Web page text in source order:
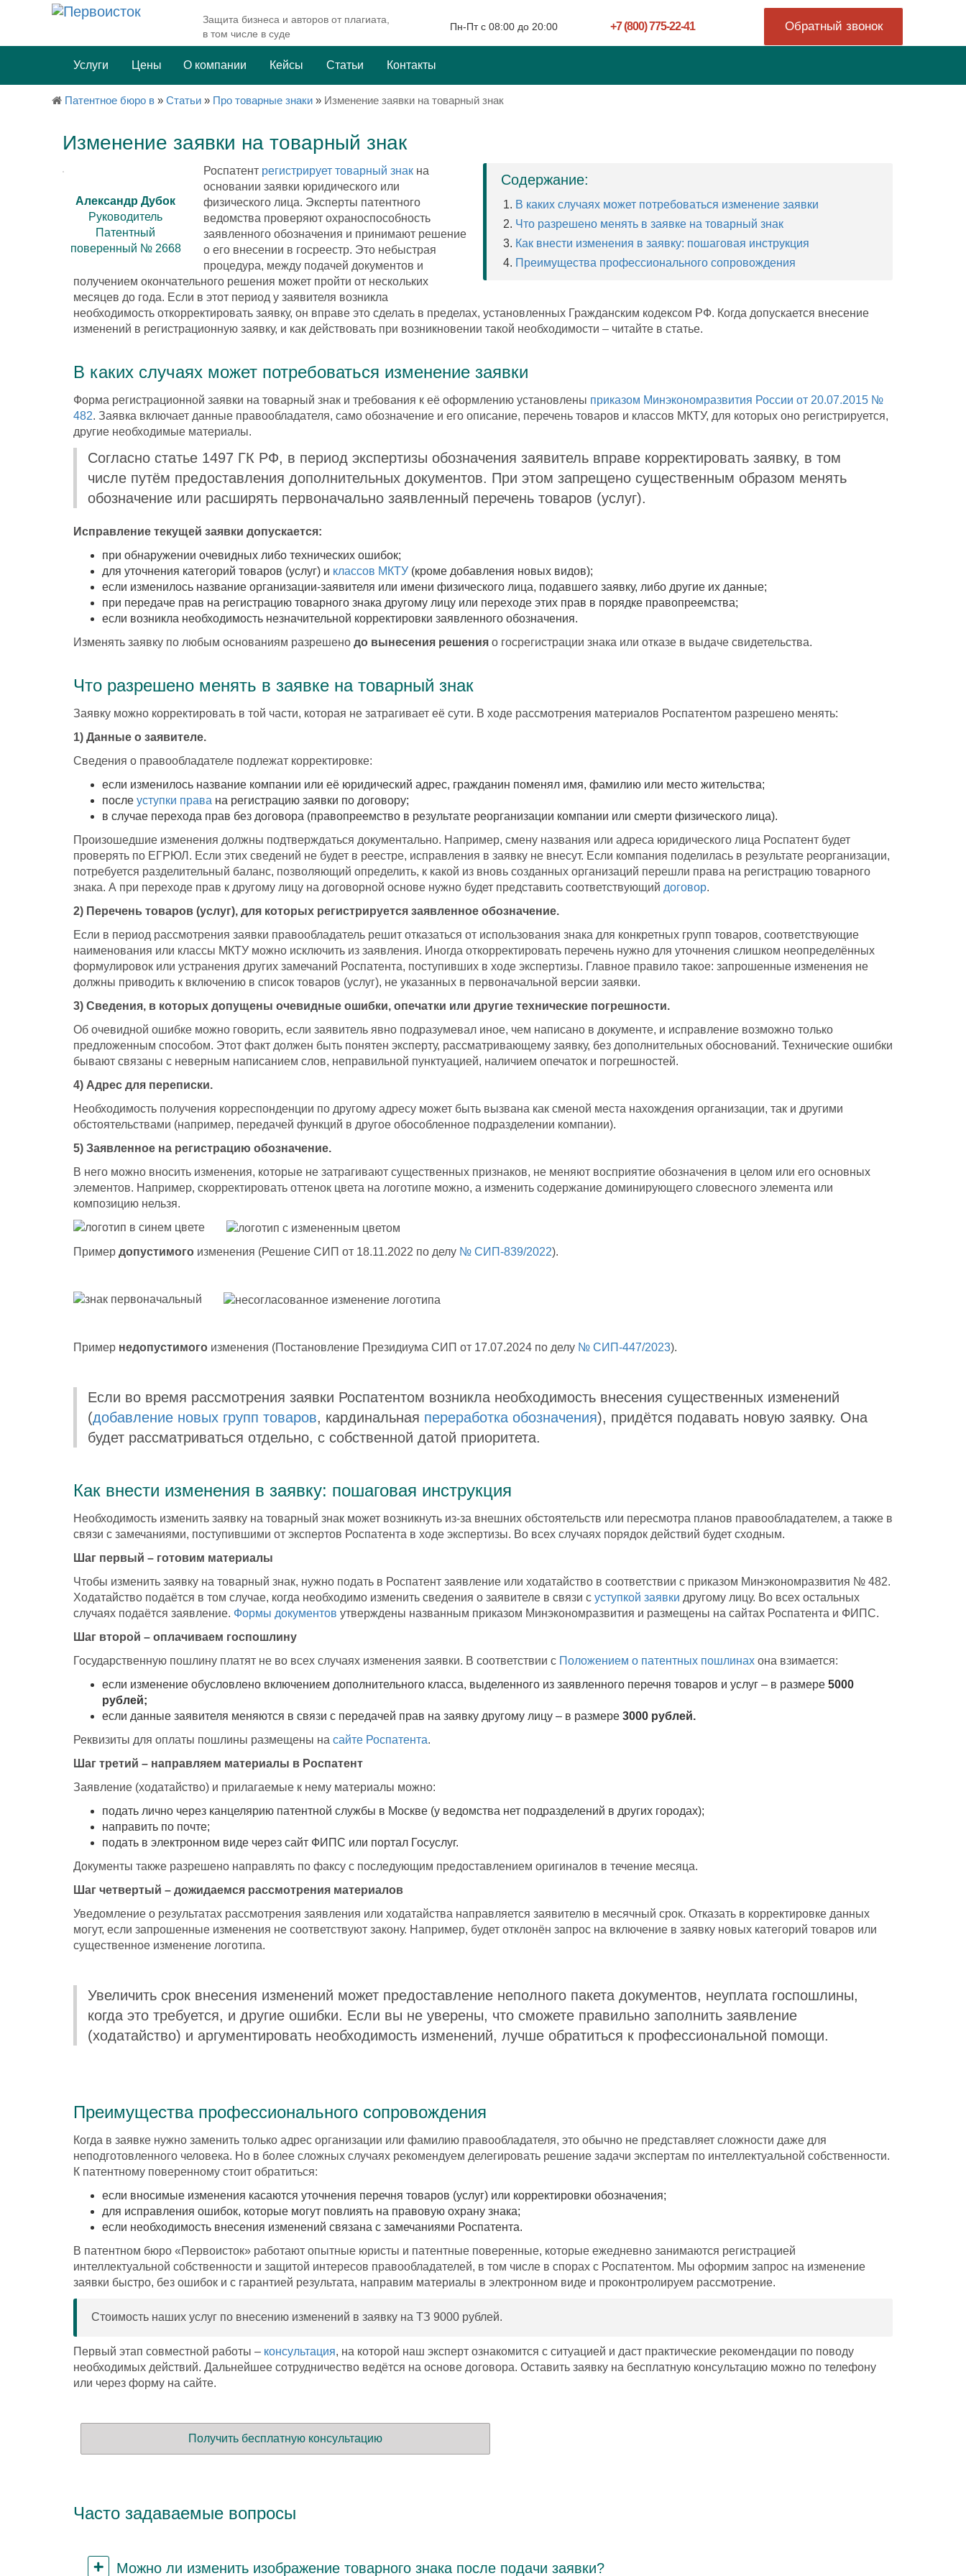
Защита бизнеса и авторов от плагиата,
в том числе в суде
Пн-Пт c 08:00 до 20:00 +7 (800) 775-22-41 Обратный звонок
Услуги Цены О компании Кейсы Статьи Контакты
Патентное бюро в » Статьи » Про товарные знаки » Изменение заявки на товарный знак
Изменение заявки на товарный знак
Александр Дубок
Руководитель
Патентный
поверенный № 2668
Содержание:
В каких случаях может потребоваться изменение заявки
Что разрешено менять в заявке на товарный знак
Как внести изменения в заявку: пошаговая инструкция
Преимущества профессионального сопровождения
Роспатент регистрирует товарный знакна
основании заявки юридического или
физического лица. Эксперты патентного
ведомства проверяют охраноспособность
заявленного обозначения и принимают решение
о его внесении в госреестр. Это небыстрая
процедура, между подачей документов и
получением окончательного решения может пройти от нескольких
месяцев до года. Если в этот период у заявителя возникла
необходимость откорректировать заявку, он вправе это сделать в пределах, установленных Гражданским кодексом РФ. Когда допускается внесение
изменений в регистрационную заявку, и как действовать при возникновении такой необходимости – читайте в статье.
В каких случаях может потребоваться изменение заявки
Форма регистрационной заявки на товарный знак и требования к её оформлению установлены приказом Минэкономразвития России от 20.07.2015 №
482. Заявка включает данные правообладателя, само обозначение и его описание, перечень товаров и классов МКТУ, для которых оно регистрируется,
другие необходимые материалы.
Согласно статье 1497 ГК РФ, в период экспертизы обозначения заявитель вправе корректировать заявку, в том
числе путём предоставления дополнительных документов. При этом запрещено существенным образом менять
обозначение или расширять первоначально заявленный перечень товаров (услуг).
Исправление текущей заявки допускается:
при обнаружении очевидных либо технических ошибок;
для уточнения категорий товаров (услуг) и классов МКТУ (кроме добавления новых видов);
если изменилось название организации-заявителя или имени физического лица, подавшего заявку, либо другие их данные;
при передаче прав на регистрацию товарного знака другому лицу или переходе этих прав в порядке правопреемства;
если возникла необходимость незначительной корректировки заявленного обозначения.
Изменять заявку по любым основаниям разрешено до вынесения решения о госрегистрации знака или отказе в выдаче свидетельства.
Что разрешено менять в заявке на товарный знак
Заявку можно корректировать в той части, которая не затрагивает её сути. В ходе рассмотрения материалов Роспатентом разрешено менять:
1) Данные о заявителе.
Сведения о правообладателе подлежат корректировке:
если изменилось название компании или её юридический адрес, гражданин поменял имя, фамилию или место жительства;
после уступки права на регистрацию заявки по договору;
в случае перехода прав без договора (правопреемство в результате реорганизации компании или смерти физического лица).
Произошедшие изменения должны подтверждаться документально. Например, смену названия или адреса юридического лица Роспатент будет
проверять по ЕГРЮЛ. Если этих сведений не будет в реестре, исправления в заявку не внесут. Если компания поделилась в результате реорганизации,
потребуется разделительный баланс, позволяющий определить, к какой из вновь созданных организаций перешли права на регистрацию товарного
знака. А при переходе прав к другому лицу на договорной основе нужно будет представить соответствующий договор.
2) Перечень товаров (услуг), для которых регистрируется заявленное обозначение.
Если в период рассмотрения заявки правообладатель решит отказаться от использования знака для конкретных групп товаров, соответствующие
наименования или классы МКТУ можно исключить из заявления. Иногда откорректировать перечень нужно для уточнения слишком неопределённых
формулировок или устранения других замечаний Роспатента, поступивших в ходе экспертизы. Главное правило такое: запрошенные изменения не
должны приводить к включению в список товаров (услуг), не указанных в первоначальной версии заявки.
3) Сведения, в которых допущены очевидные ошибки, опечатки или другие технические погрешности.
Об очевидной ошибке можно говорить, если заявитель явно подразумевал иное, чем написано в документе, и исправление возможно только
предложенным способом. Этот факт должен быть понятен эксперту, рассматривающему заявку, без дополнительных обоснований. Технические ошибки
бывают связаны с неверным написанием слов, неправильной пунктуацией, наличием опечаток и погрешностей.
4) Адрес для переписки.
Необходимость получения корреспонденции по другому адресу может быть вызвана как сменой места нахождения организации, так и другими
обстоятельствами (например, передачей функций в другое обособленное подразделении компании).
5) Заявленное на регистрацию обозначение.
В него можно вносить изменения, которые не затрагивают существенных признаков, не меняют восприятие обозначения в целом или его основных
элементов. Например, скорректировать оттенок цвета на логотипе можно, а изменить содержание доминирующего словесного элемента или
композицию нельзя.
Пример допустимого изменения (Решение СИП от 18.11.2022 по делу № СИП-839/2022).
Пример недопустимого изменения (Постановление Президиума СИП от 17.07.2024 по делу № СИП-447/2023).
Если во время рассмотрения заявки Роспатентом возникла необходимость внесения существенных изменений
(добавление новых групп товаров, кардинальная переработка обозначения), придётся подавать новую заявку. Она
будет рассматриваться отдельно, с собственной датой приоритета.
Как внести изменения в заявку: пошаговая инструкция
Необходимость изменить заявку на товарный знак может возникнуть из-за внешних обстоятельств или пересмотра планов правообладателем, а также в
связи с замечаниями, поступившими от экспертов Роспатента в ходе экспертизы. Во всех случаях порядок действий будет сходным.
Шаг первый – готовим материалы
Чтобы изменить заявку на товарный знак, нужно подать в Роспатент заявление или ходатайство в соответствии с приказом Минэкономразвития № 482.
Ходатайство подаётся в том случае, когда необходимо изменить сведения о заявителе в связи с уступкой заявки другому лицу. Во всех остальных
случаях подаётся заявление. Формы документов утверждены названным приказом Минэкономразвития и размещены на сайтах Роспатента и ФИПС.
Шаг второй – оплачиваем госпошлину
Государственную пошлину платят не во всех случаях изменения заявки. В соответствии с Положением о патентных пошлинах она взимается:
если изменение обусловлено включением дополнительного класса, выделенного из заявленного перечня товаров и услуг – в размере 5000
рублей;
если данные заявителя меняются в связи с передачей прав на заявку другому лицу – в размере 3000 рублей.
Реквизиты для оплаты пошлины размещены на сайте Роспатента.
Шаг третий – направляем материалы в Роспатент
Заявление (ходатайство) и прилагаемые к нему материалы можно:
подать лично через канцелярию патентной службы в Москве (у ведомства нет подразделений в других городах);
направить по почте;
подать в электронном виде через сайт ФИПС или портал Госуслуг.
Документы также разрешено направлять по факсу с последующим предоставлением оригиналов в течение месяца.
Шаг четвертый – дожидаемся рассмотрения материалов
Уведомление о результатах рассмотрения заявления или ходатайства направляется заявителю в месячный срок. Отказать в корректировке данных
могут, если запрошенные изменения не соответствуют закону. Например, будет отклонён запрос на включение в заявку новых категорий товаров или
существенное изменение логотипа.
Увеличить срок внесения изменений может предоставление неполного пакета документов, неуплата госпошлины,
когда это требуется, и другие ошибки. Если вы не уверены, что сможете правильно заполнить заявление
(ходатайство) и аргументировать необходимость изменений, лучше обратиться к профессиональной помощи.
Преимущества профессионального сопровождения
Когда в заявке нужно заменить только адрес организации или фамилию правообладателя, это обычно не представляет сложности даже для
неподготовленного человека. Но в более сложных случаях рекомендуем делегировать решение задачи экспертам по интеллектуальной собственности.
К патентному поверенному стоит обратиться:
если вносимые изменения касаются уточнения перечня товаров (услуг) или корректировки обозначения;
для исправления ошибок, которые могут повлиять на правовую охрану знака;
если необходимость внесения изменений связана с замечаниями Роспатента.
В патентном бюро «Первоисток» работают опытные юристы и патентные поверенные, которые ежедневно занимаются регистрацией
интеллектуальной собственности и защитой интересов правообладателей, в том числе в спорах с Роспатентом. Мы оформим запрос на изменение
заявки быстро, без ошибок и с гарантией результата, направим материалы в электронном виде и проконтролируем рассмотрение.
Стоимость наших услуг по внесению изменений в заявку на ТЗ 9000 рублей.
Первый этап совместной работы – консультация, на которой наш эксперт ознакомится с ситуацией и даст практические рекомендации по поводу
необходимых действий. Дальнейшее сотрудничество ведётся на основе договора. Оставить заявку на бесплатную консультацию можно по телефону
или через форму на сайте.
Получить бесплатную консультацию
Часто задаваемые вопросы
Можно ли изменить изображение товарного знака после подачи заявки?